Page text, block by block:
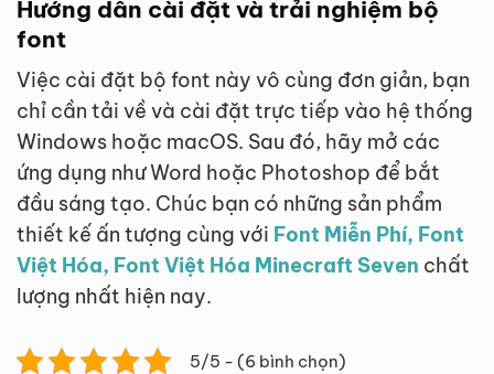
Hướng dẫn cài đặt và trải nghiệm bộ
font
Việc cài đặt bộ font này vô cùng đơn giản, bạn
chỉ cần tải về và cài đặt trực tiếp vào hệ thống
Windows hoặc macOS. Sau đó, hãy mở các
ứng dụng như Word hoặc Photoshop để bắt
đầu sáng tạo. Chúc bạn có những sản phẩm
thiết kế ấn tượng cùng với Font Miễn Phí, Font
Việt Hóa, Font Việt Hóa Minecraft Seven chất
lượng nhất hiện nay.
5/5 - (6 bình chọn)